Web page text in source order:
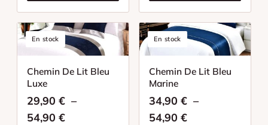
En stock
Chemin De Lit Bleu
Luxe
29,90 € –
54,90 €Plage de prix : 29,90 € à 54,90 €
En stock
Chemin De Lit Bleu
Marine
34,90 € –
54,90 €Plage de prix :